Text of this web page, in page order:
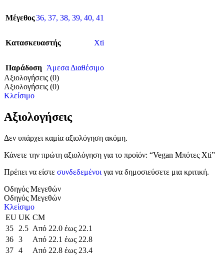
Μέγεθος36, 37, 38, 39, 40, 41
Κατασκευαστής Xti
Παράδοση Άμεσα Διαθέσιμο
Αξιολογήσεις (0)
Αξιολογήσεις (0)
Κλείσιμο
Αξιολογήσεις
Δεν υπάρχει καμία αξιολόγηση ακόμη.
Κάνετε την πρώτη αξιολόγηση για το προϊόν: “Vegan Μπότες Xti”
Πρέπει να είστε συνδεδεμένοι για να δημοσιεύσετε μια κριτική.
Οδηγός Μεγεθών
Οδηγός Μεγεθών
Κλείσιμο
EU UK CM
35
2.5 Από 22.0 έως 22.1
36 3
Από 22.1 έως 22.8
37 4
Από 22.8 έως 23.4